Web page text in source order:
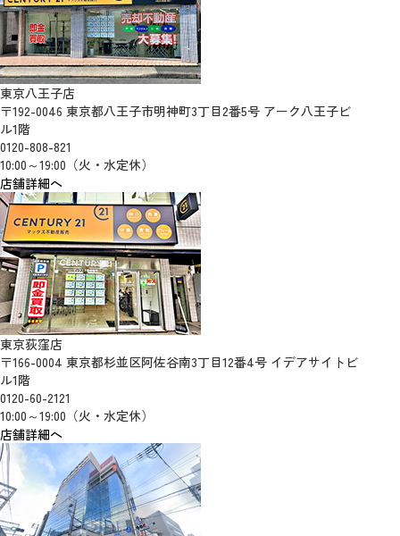
東京八王子店
〒192-0046 東京都八王子市明神町3丁目2番5号 アーク八王子ビ
ル1階
0120-808-821
10:00～19:00（火・水定休）
店舗詳細へ
東京荻窪店
〒166-0004 東京都杉並区阿佐谷南3丁目12番4号 イデアサイトビ
ル1階
0120-60-2121
10:00～19:00（火・水定休）
店舗詳細へ